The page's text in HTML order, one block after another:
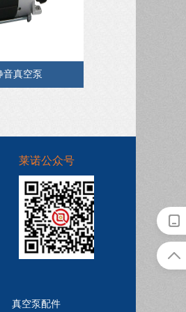
音真空泵
莱诺公众号
真空泵配件